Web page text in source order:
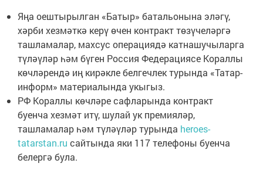
Яңа оештырылган «Батыр» батальонына эләгү,
хәрби хезмәткә керү өчен контракт төзүчеләргә
ташламалар, махсус операциядә катнашучыларга
түләүләр һәм бүген Россия Федерациясе Кораллы
көчләрендә иң кирәкле белгечлек турында «Татар-
информ» материалында укыгыз.
РФ Кораллы көчләре сафларында контракт
буенча хезмәт итү, шулай ук премияләр,
ташламалар һәм түләүләр турында heroes-
tatarstan.ru сайтында яки 117 телефоны буенча
белергә була.